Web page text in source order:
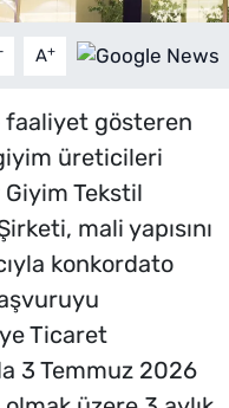
A+
faaliyet gösteren
üreticileri
Giyim Tekstil
mali yapısını
konkordato
Ticaret
3 Temmuz 2026